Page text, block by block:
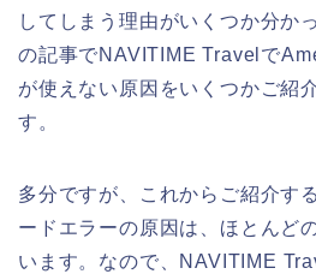
してしまう理由がいくつか分か
の記事でNAVITIME Travelで
が使えない原因をいくつかご紹
す。
多分ですが、これからご紹介す
ードエラーの原因は、ほとんど
います。なので、NAVITIME